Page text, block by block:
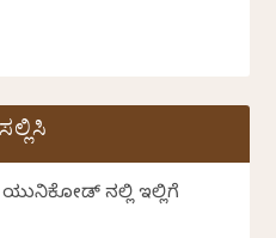
ಯುನಿಕೋಡ್ ನಲ್ಲಿ ಇಲ್ಲಿಗೆ